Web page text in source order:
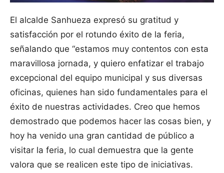
El alcalde Sanhueza expresó su gratitud y
satisfacción por el rotundo éxito de la feria,
señalando que “estamos muy contentos con esta
maravillosa jornada, y quiero enfatizar el trabajo
excepcional del equipo municipal y sus diversas
oficinas, quienes han sido fundamentales para el
éxito de nuestras actividades. Creo que hemos
demostrado que podemos hacer las cosas bien, y
hoy ha venido una gran cantidad de público a
visitar la feria, lo cual demuestra que la gente
valora que se realicen este tipo de iniciativas.